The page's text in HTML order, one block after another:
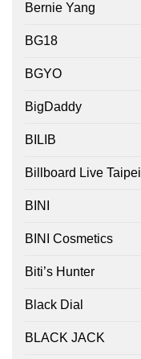
Bernie Yang
BG18
BGYO
BigDaddy
BILIB
Billboard Live Taipei
BINI
BINI Cosmetics
Biti’s Hunter
Black Dial
BLACK JACK